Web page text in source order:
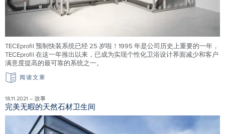
TECEprofil 预制快装系统已经 25 岁啦！1995 年是公司历史上重要的一年，
TECEprofil 在这一年推出以来，已成为实现个性化卫浴设计界面减少和客户
满意度提高的最可靠的系统之一。
阅读文章
18.11.2021 – 故事
完美无暇的天然石材卫生间